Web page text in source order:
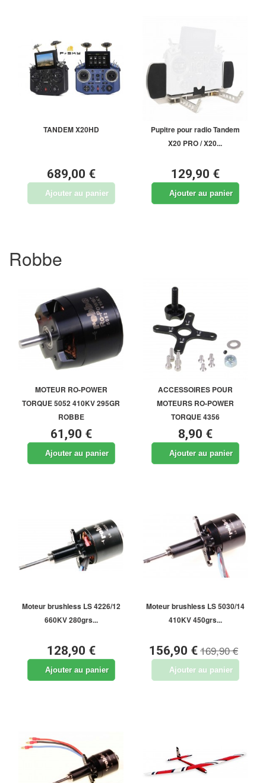
TANDEM X20HD
689,00 €
Ajouter au panier
Pupitre pour radio Tandem
X20 PRO / X20...
129,90 €
Ajouter au panier
Robbe
MOTEUR RO-POWER
TORQUE 5052 410KV 295GR
ROBBE
61,90 €
Ajouter au panier
ACCESSOIRES POUR
MOTEURS RO-POWER
TORQUE 4356
8,90 €
Ajouter au panier
Moteur brushless LS 4226/12
660KV 280grs...
128,90 €
Ajouter au panier
Moteur brushless LS 5030/14
410KV 450grs...
156,90 €169,90 €
Ajouter au panier